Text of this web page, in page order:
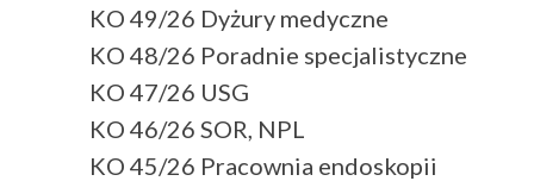
KO 49/26 Dyżury medyczne
KO 48/26 Poradnie specjalistyczne
KO 47/26 USG
KO 46/26 SOR, NPL
KO 45/26 Pracownia endoskopii